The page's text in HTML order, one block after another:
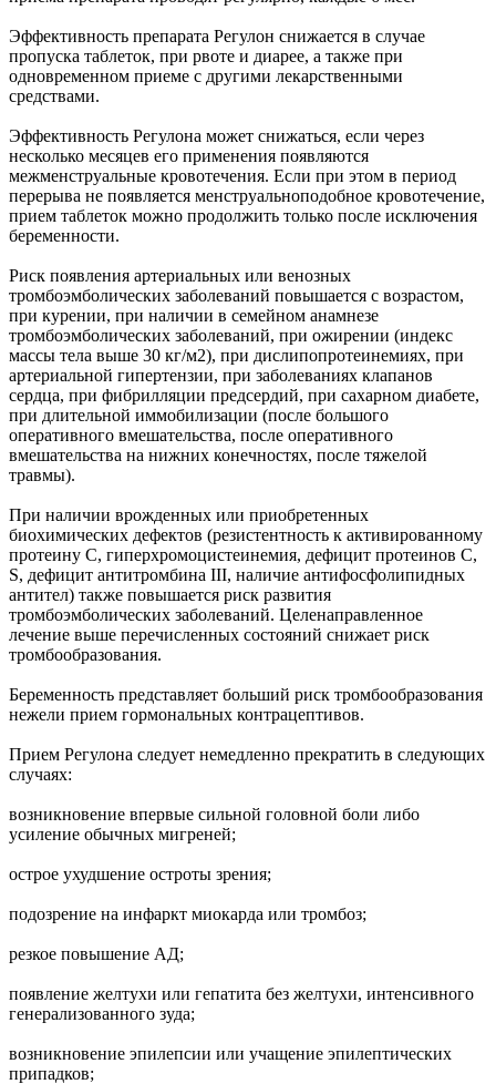
Эффективность препарата Регулон снижается в случае
пропуска таблеток, при рвоте и диарее, а также при
одновременном приеме с другими лекарственными
средствами.
Эффективность Регулона может снижаться, если через
несколько месяцев его применения появляются
межменструальные кровотечения. Если при этом в период
перерыва не появляется менструальноподобное кровотечение,
прием таблеток можно продолжить только после исключения
беременности.
Риск появления артериальных или венозных
тромбоэмболических заболеваний повышается с возрастом,
при курении, при наличии в семейном анамнезе
тромбоэмболических заболеваний, при ожирении (индекс
массы тела выше 30 кг/м2), при дислипопротеинемиях, при
артериальной гипертензии, при заболеваниях клапанов
сердца, при фибрилляции предсердий, при сахарном диабете,
при длительной иммобилизации (после большого
оперативного вмешательства, после оперативного
вмешательства на нижних конечностях, после тяжелой
травмы).
При наличии врожденных или приобретенных
биохимических дефектов (резистентность к активированному
протеину C, гиперхромоцистеинемия, дефицит протеинов C,
S, дефицит антитромбина III, наличие антифосфолипидных
антител) также повышается риск развития
тромбоэмболических заболеваний. Целенаправленное
лечение выше перечисленных состояний снижает риск
тромбообразования.
Беременность представляет больший риск тромбообразования
нежели прием гормональных контрацептивов.
Прием Регулона следует немедленно прекратить в следующих
случаях:
возникновение впервые сильной головной боли либо
усиление обычных мигреней;
острое ухудшение остроты зрения;
подозрение на инфаркт миокарда или тромбоз;
резкое повышение АД;
появление желтухи или гепатита без желтухи, интенсивного
генерализованного зуда;
возникновение эпилепсии или учащение эпилептических
припадков;